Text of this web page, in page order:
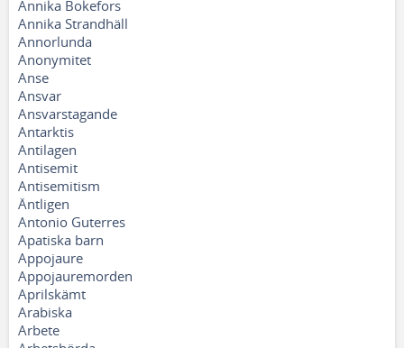
Annika Bokefors
Annika Strandhäll
Annorlunda
Anonymitet
Anse
Ansvar
Ansvarstagande
Antarktis
Antilagen
Antisemit
Antisemitism
Äntligen
Antonio Guterres
Apatiska barn
Appojaure
Appojauremorden
Aprilskämt
Arabiska
Arbete